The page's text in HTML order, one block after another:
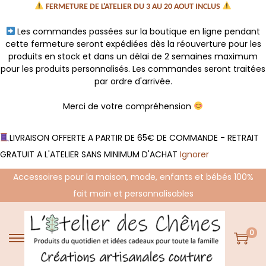
FERMETURE DE L'ATELIER DU 3 AU 20 AOUT INCLUS
Les commandes passées sur la boutique en ligne pendant
cette fermeture seront expédiées dès la réouverture pour les
produits en stock et dans un délai de 2 semaines maximum
pour les produits personnalisés. Les commandes seront traitées
par ordre d'arrivée.
Merci de votre compréhension
LIVRAISON OFFERTE A PARTIR DE 65€ DE COMMANDE - RETRAIT
GRATUIT A L'ATELIER SANS MINIMUM D'ACHAT Ignorer
Accessoires pour la maison, mode, enfants et bébés 100%
fait main et personnalisables
P
a
P
a
0